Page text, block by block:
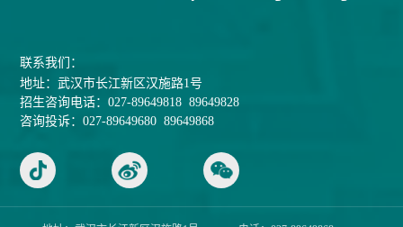
联系我们：
地址：武汉市长江新区汉施路1号
招生咨询电话：027-89649818 89649828
咨询投诉：027-89649680 89649868